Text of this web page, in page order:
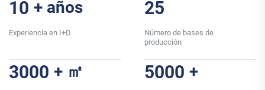
10 + años
Experiencia en I+D
25
Número de bases de
producción
3000 + ㎡ 5000 +